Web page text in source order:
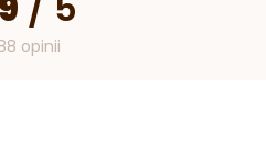
opinii